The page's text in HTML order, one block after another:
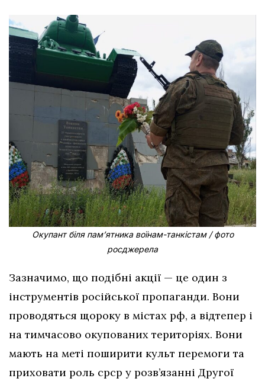
Окупант біля пам’ятника воїнам-танкістам / фото
росджерела
Зазначимо, що подібні акції — це один з
інструментів російської пропаганди. Вони
проводяться щороку в містах рф, а відтепер і
на тимчасово окупованих територіях. Вони
мають на меті поширити культ перемоги та
приховати роль срср у розв’язанні Другої